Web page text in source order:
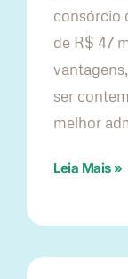
consórcio
de R$ 47
ser
melhor
Leia Mais »